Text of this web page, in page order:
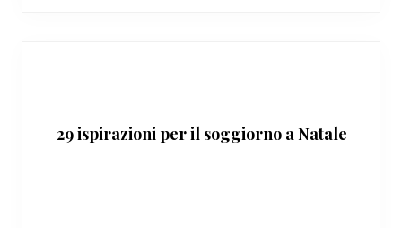
29 ispirazioni per il soggiorno a Natale